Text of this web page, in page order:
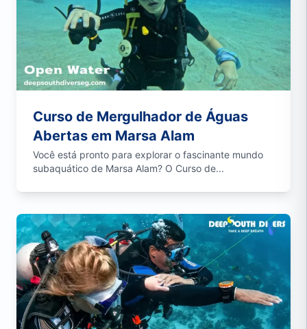
Curso de Mergulhador de Águas
Abertas em Marsa Alam
Você está pronto para explorar o fascinante mundo
subaquático de Marsa Alam? O Curso de...